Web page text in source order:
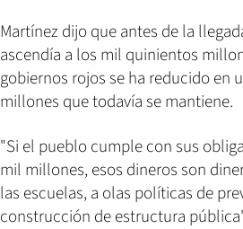
Martínez dijo que antes de la
ascendía a los mil quinientos
gobiernos rojos se ha reducido en
millones que todavía se mantiene.
"Si el pueblo cumple con sus
mil millones, esos dineros son
las escuelas, a olas políticas de
construcción de estructura